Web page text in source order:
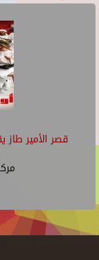
قصر الأمير طاز